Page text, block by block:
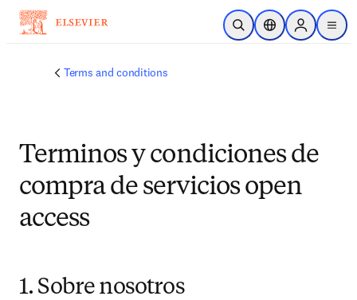
Skip to main content
Open SearchLocation Selector
Sign in to
menu
Terms and conditions
Terminos y condiciones de
compra de servicios open
access
1. Sobre nosotros